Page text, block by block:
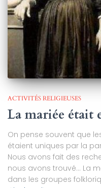
ACTIVITÉS RELIGIEUSES
La mariée était
On pense souvent que
étaient uniques par la
Nous avons fait des
nous avons trouvé… La
dans les groupes